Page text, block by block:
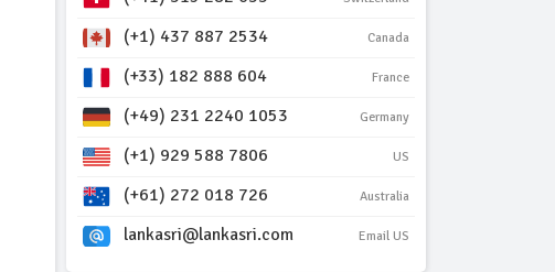
(+1) 437 887 2534 Canada
(+33) 182 888 604 France
(+49) 231 2240 1053 Germany
(+1) 929 588 7806 US
(+61) 272 018 726 Australia
lankasri@lankasri.com Email US